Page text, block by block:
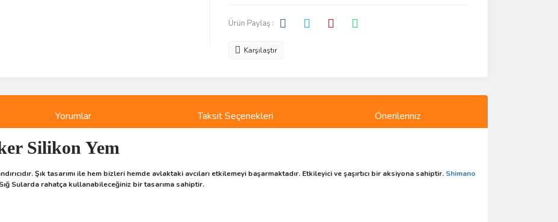
Ürün Paylaş :
Karşılaştır
Yorumlar Taksit Seçenekleri Önerileriniz
Silikon Yem
Şık tasarımı ile hem bizleri hemde avlaktaki avcıları etkilemeyi başarmaktadır. Etkileyici ve şaşırtıcı bir aksiyona sahiptir. Shimano
Sığ Sularda rahatça kullanabileceğiniz bir tasarıma sahiptir.